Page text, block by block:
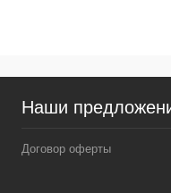
Купить в 1 клик
В избранное В
Наши
Договор оферты